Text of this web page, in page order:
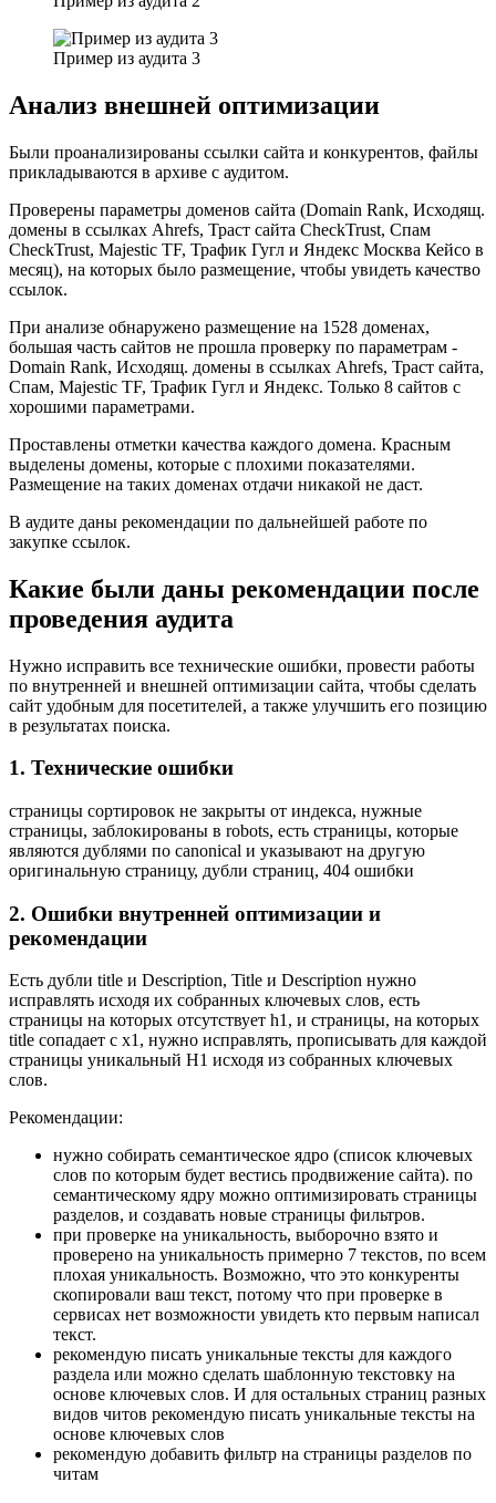
Пример из аудита 3
Анализ внешней оптимизации
Были проанализированы ссылки сайта и конкурентов, файлы
прикладываются в архиве с аудитом.
Проверены параметры доменов сайта (Domain Rank, Исходящ.
домены в ссылках Ahrefs, Траст сайта CheckTrust, Спам
CheckTrust, Majestic TF, Трафик Гугл и Яндекс Москва Кейсо в
месяц), на которых было размещение, чтобы увидеть качество
ссылок.
При анализе обнаружено размещение на 1528 доменах,
большая часть сайтов не прошла проверку по параметрам -
Domain Rank, Исходящ. домены в ссылках Ahrefs, Траст сайта,
Спам, Majestic TF, Трафик Гугл и Яндекс. Только 8 сайтов с
хорошими параметрами.
Проставлены отметки качества каждого домена. Красным
выделены домены, которые с плохими показателями.
Размещение на таких доменах отдачи никакой не даст.
В аудите даны рекомендации по дальнейшей работе по
закупке ссылок.
Какие были даны рекомендации после
проведения аудита
Нужно исправить все технические ошибки, провести работы
по внутренней и внешней оптимизации сайта, чтобы сделать
сайт удобным для посетителей, а также улучшить его позицию
в результатах поиска.
1. Технические ошибки
страницы сортировок не закрыты от индекса, нужные
страницы, заблокированы в robots, есть страницы, которые
являются дублями по canonical и указывают на другую
оригинальную страницу, дубли страниц, 404 ошибки
2. Ошибки внутренней оптимизации и
рекомендации
Есть дубли title и Description, Title и Description нужно
исправлять исходя их собранных ключевых слов, есть
страницы на которых отсутствует h1, и страницы, на которых
title сопадает с х1, нужно исправлять, прописывать для каждой
страницы уникальный H1 исходя из собранных ключевых
слов.
Рекомендации:
нужно собирать семантическое ядро (список ключевых
слов по которым будет вестись продвижение сайта). по
семантическому ядру можно оптимизировать страницы
разделов, и создавать новые страницы фильтров.
при проверке на уникальность, выборочно взято и
проверено на уникальность примерно 7 текстов, по всем
плохая уникальность. Возможно, что это конкуренты
скопировали ваш текст, потому что при проверке в
сервисах нет возможности увидеть кто первым написал
текст.
рекомендую писать уникальные тексты для каждого
раздела или можно сделать шаблонную текстовку на
основе ключевых слов. И для остальных страниц разных
видов читов рекомендую писать уникальные тексты на
основе ключевых слов
рекомендую добавить фильтр на страницы разделов по
читам